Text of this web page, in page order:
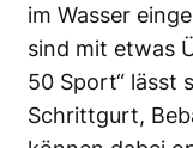
im Wasser
sind mit etwas
50 Sport“ lässt
Schrittgurt,